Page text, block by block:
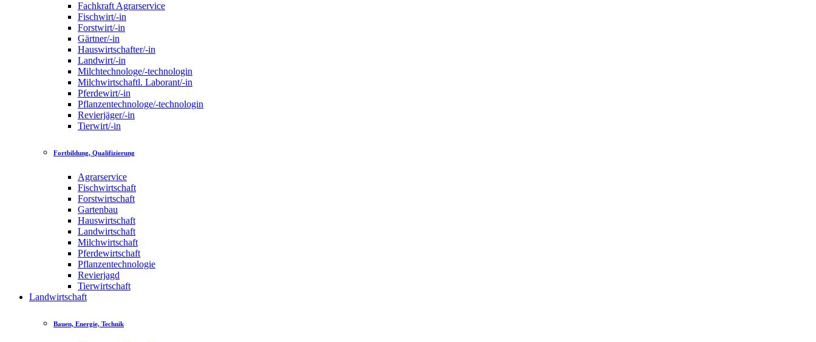
Fachkraft Agrarservice
Fischwirt/-in
Forstwirt/-in
Gärtner/-in
Hauswirtschafter/-in
Landwirt/-in
Milchtechnologe/-technologin
Milchwirtschaftl. Laborant/-in
Pferdewirt/-in
Pflanzentechnologe/-technologin
Revierjäger/-in
Tierwirt/-in
Fortbildung, Qualifizierung
Agrarservice
Fischwirtschaft
Forstwirtschaft
Gartenbau
Hauswirtschaft
Landwirtschaft
Milchwirtschaft
Pferdewirtschaft
Pflanzentechnologie
Revierjagd
Tierwirtschaft
Landwirtschaft
Bauen, Energie, Technik